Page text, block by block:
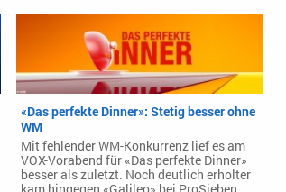
«Das perfekte Dinner»: Stetig besser ohne
WM
Mit fehlender WM-Konkurrenz lief es am
VOX-Vorabend für «Das perfekte Dinner»
besser als zuletzt. Noch deutlich erholter